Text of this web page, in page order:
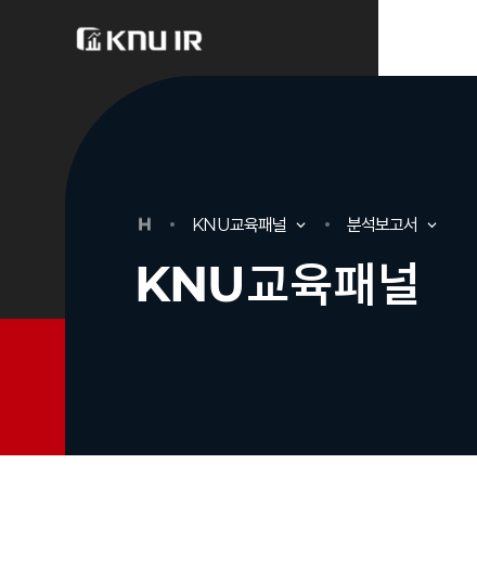
KNU교육패널 분석보고서
KNU교육패널